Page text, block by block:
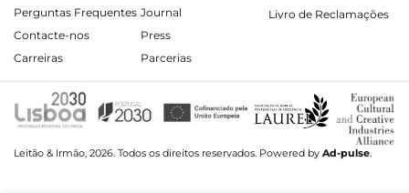
Perguntas Frequentes
Contacte-nos
Carreiras
Journal
Press
Parcerias
Livro de Reclamações
Leitão & Irmão, 2026. Todos os direitos reservados. Powered by Ad-pulse